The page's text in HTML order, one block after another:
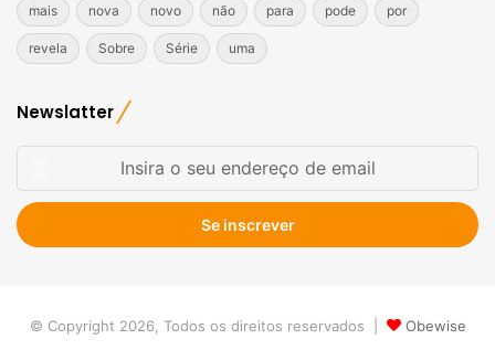
mais nova novo não para pode por
revela Sobre Série uma
Newslatter
Insira
seu
endereço
de
© Copyright 2026, Todos os direitos reservados | Obewise